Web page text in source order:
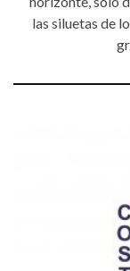
las siluetas de